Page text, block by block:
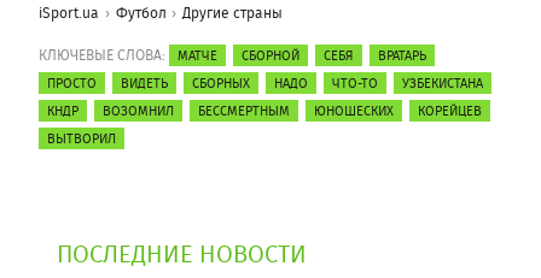
iSport.ua Футбол Другие страны
КЛЮЧЕВЫЕ СЛОВА: МАТЧЕ СБОРНОЙ СЕБЯ
ВРАТАРЬ
ПРОСТО
ВИДЕТЬ СБОРНЫХ НАДО ЧТО-ТО
УЗБЕКИСТАНА
КНДР
ВОЗОМНИЛ БЕССМЕРТНЫМ ЮНОШЕСКИХ
КОРЕЙЦЕВ
ВЫТВОРИЛ
ПОСЛЕДНИЕ НОВОСТИ